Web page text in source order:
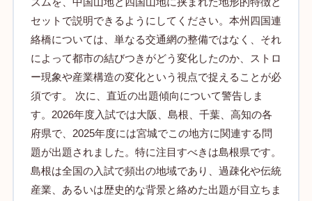
セットで説明できるようにしてください。本州四国連
絡橋については、単なる交通網の整備ではなく、それ
によって都市の結びつきがどう変化したのか、ストロ
ー現象や産業構造の変化という視点で捉えることが必
須です。 次に、直近の出題傾向について警告しま
す。2026年度入試では大阪、島根、千葉、高知の各
府県で、2025年度には宮城でこの地方に関連する問
題が出題されました。特に注目すべきは島根県です。
島根は全国の入試で頻出の地域であり、過疎化や伝統
産業、あるいは歴史的な背景と絡めた出題が目立ちま